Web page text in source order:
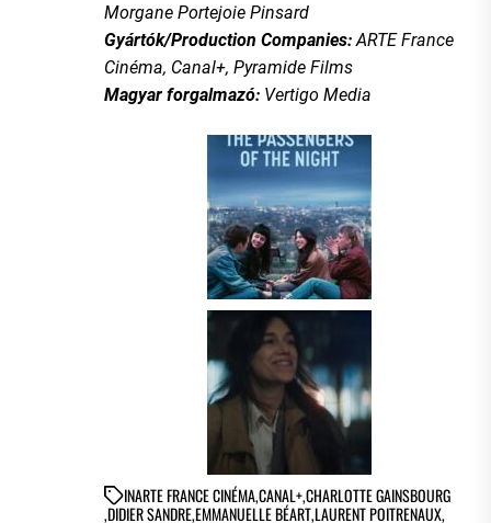
Morgane Portejoie Pinsard
Gyártók/Production Companies: ARTE France
Cinéma, Canal+, Pyramide Films
Magyar forgalmazó: Vertigo Media
INARTE FRANCE CINÉMA,CANAL+,CHARLOTTE GAINSBOURG
,DIDIER SANDRE,EMMANUELLE BÉART,LAURENT POITRENAUX,